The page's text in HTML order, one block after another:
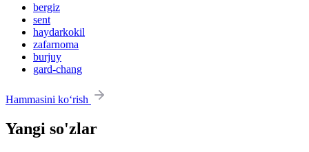
bergiz
sent
haydarkokil
zafarnoma
burjuy
gard-chang
Hammasini ko‘rish
Yangi so'zlar